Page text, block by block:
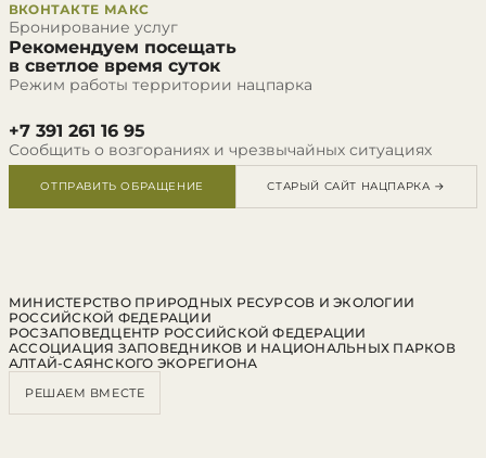
ВКОНТАКТЕ МАКС
Бронирование услуг
Рекомендуем посещать
в светлое время суток
Режим работы территории нацпарка
+7 391 261 16 95
Сообщить о возгораниях и чрезвычайных ситуациях
ОТПРАВИТЬ ОБРАЩЕНИЕ СТАРЫЙ САЙТ НАЦПАРКА →
МИНИСТЕРСТВО ПРИРОДНЫХ РЕСУРСОВ И ЭКОЛОГИИ
РОССИЙСКОЙ ФЕДЕРАЦИИ
РОСЗАПОВЕДЦЕНТР РОССИЙСКОЙ ФЕДЕРАЦИИ
АССОЦИАЦИЯ ЗАПОВЕДНИКОВ И НАЦИОНАЛЬНЫХ ПАРКОВ
АЛТАЙ-САЯНСКОГО ЭКОРЕГИОНА
РЕШАЕМ ВМЕСТЕ